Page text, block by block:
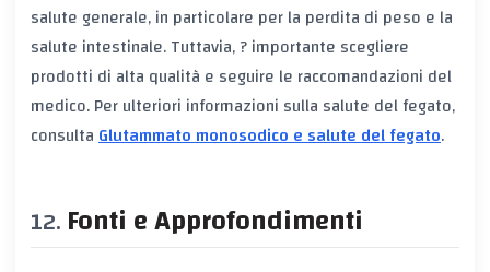
salute generale, in particolare per la perdita di peso e la
salute intestinale. Tuttavia, ? importante scegliere
prodotti di alta qualità e seguire le raccomandazioni del
medico. Per ulteriori informazioni sulla salute del fegato,
consultaGlutammato monosodico e salute del fegato.
Fonti e Approfondimenti